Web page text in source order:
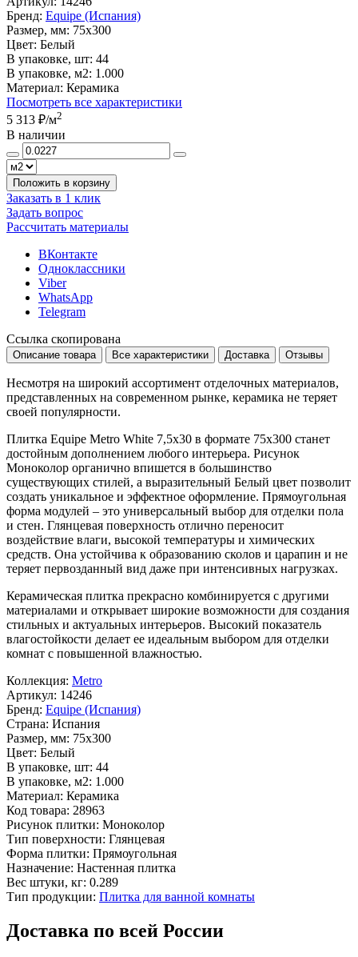
Бренд: Equipe (Испания)
Размер, мм: 75x300
Цвет: Белый
В упаковке, шт: 44
В упаковке, м2: 1.000
Материал: Керамика
Посмотреть все характеристики
5 313 ₽/м2
В наличии
Положить в корзину
Заказать в 1 клик
Задать вопрос
Рассчитать материалы
ВКонтакте
Одноклассники
Viber
WhatsApp
Telegram
Ссылка скопирована
Описание товара Все характеристики Доставка Отзывы
Несмотря на широкий ассортимент отделочных материалов,
представленных на современном рынке, керамика не теряет
своей популярности.
Плитка Equipe Metro White 7,5x30 в формате 75x300 станет
достойным дополнением любого интерьера. Рисунок
Моноколор органично впишется в большинство
существующих стилей, а выразительный Белый цвет позволит
создать уникальное и эффектное оформление. Прямоугольная
форма модулей – это универсальный выбор для отделки пола
и стен. Глянцевая поверхность отлично переносит
воздействие влаги, высокой температуры и химических
средств. Она устойчива к образованию сколов и царапин и не
теряет первозданный вид даже при интенсивных нагрузках.
Керамическая плитка прекрасно комбинируется с другими
материалами и открывает широкие возможности для создания
стильных и актуальных интерьеров. Высокий показатель
влагостойкости делает ее идеальным выбором для отделки
комнат с повышенной влажностью.
Коллекция: Metro
Артикул: 14246
Бренд: Equipe (Испания)
Страна: Испания
Размер, мм: 75x300
Цвет: Белый
В упаковке, шт: 44
В упаковке, м2: 1.000
Материал: Керамика
Код товара: 28963
Рисунок плитки: Моноколор
Тип поверхности: Глянцевая
Форма плитки: Прямоугольная
Назначение: Настенная плитка
Вес штуки, кг: 0.289
Тип продукции: Плитка для ванной комнаты
Доставка по всей России